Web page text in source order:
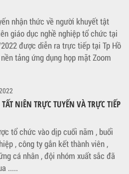
nhận thức về người khuyết tật
giáo dục nghề nghiệp tổ chức tại
được diễn ra trực tiếp tại Tp Hồ
tảng ứng dụng họp mặt Zoom
NIÊN TRỰC TUYẾN VÀ TRỰC TIẾP
tổ chức vào dịp cuối năm , buổi
, công ty gắn kết thành viên ,
cá nhân , đội nhóm xuất sắc đã
.....